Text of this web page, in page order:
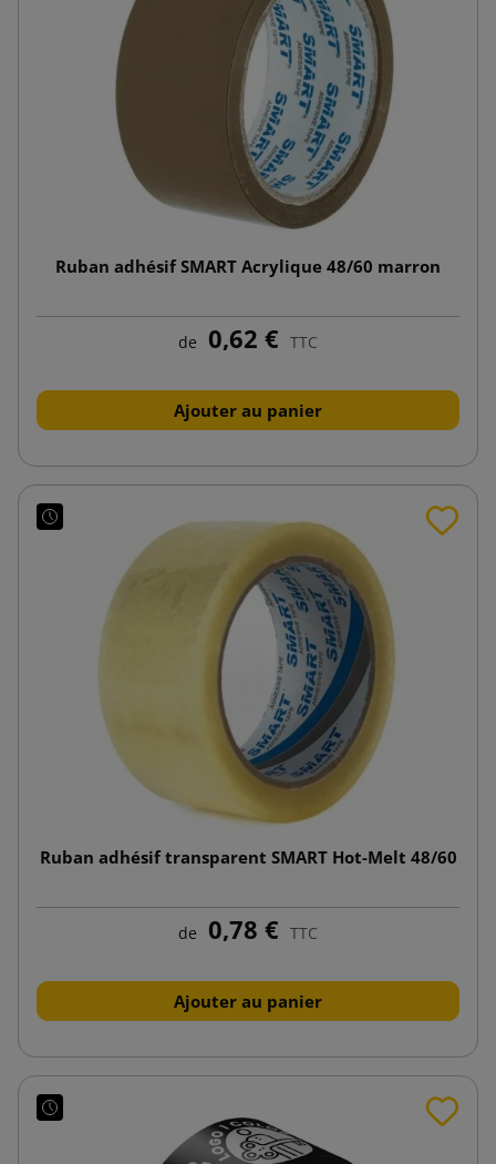
Ruban adhésif SMART Acrylique 48/60 marron
de 0,62 € TTC
Ajouter au panier
Ruban adhésif transparent SMART Hot-Melt 48/60
de 0,78 € TTC
Ajouter au panier